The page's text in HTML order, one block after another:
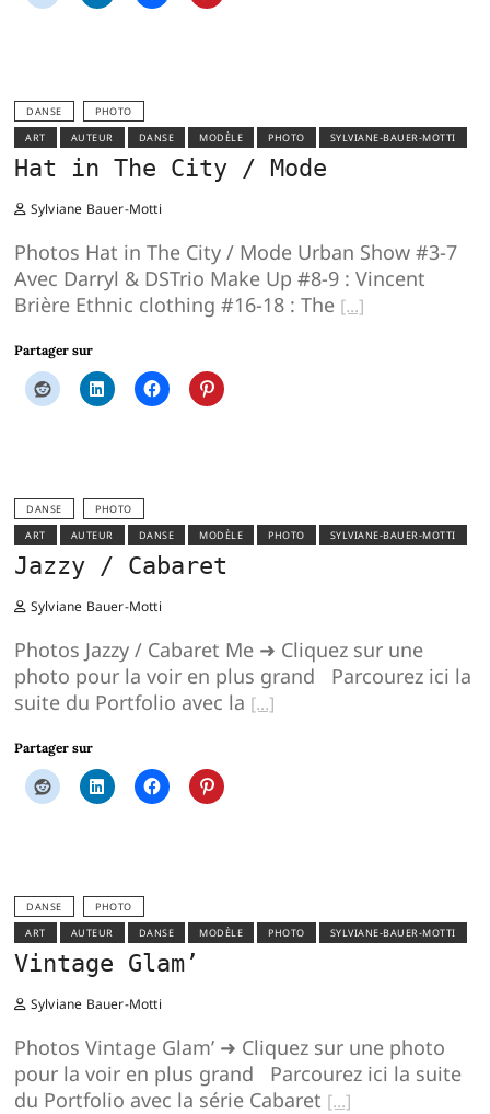
DANSE
PHOTO
ART
AUTEUR DANSE MODÈLE PHOTO SYLVIANE-BAUER-MOTTI
Hat in The City / Mode
Sylviane Bauer-Motti
Photos Hat in The City / Mode Urban Show #3-7
Avec Darryl & DSTrio Make Up #8-9 : Vincent
Brière Ethnic clothing #16-18 : The
Partager sur
DANSE
PHOTO
ART
AUTEUR DANSE MODÈLE PHOTO SYLVIANE-BAUER-MOTTI
Jazzy / Cabaret
Sylviane Bauer-Motti
Photos Jazzy / Cabaret Me ➜ Cliquez sur une
photo pour la voir en plus grand Parcourez ici la
suite du Portfolio avec la
Partager sur
DANSE
PHOTO
ART
AUTEUR DANSE MODÈLE PHOTO SYLVIANE-BAUER-MOTTI
Vintage Glam’
Sylviane Bauer-Motti
Photos Vintage Glam’ ➜ Cliquez sur une photo
pour la voir en plus grand Parcourez ici la suite
du Portfolio avec la série Cabaret